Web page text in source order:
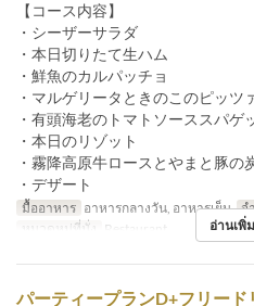
【コース内容】
・シーザーサラダ
・本日切りたて生ハム
・鮮魚のカルパッチョ
・マルゲリータときのこのピッツ
・有頭海老のトマトソーススパゲ
・本日のリゾット
・霧降高原牛ロースとやまと豚の
・デザート
มื้ออาหาร อาหารกลางวัน, อาหารเย็น จ
หมวดหมู่ที่นั่ง
Restaurant อ่านเพิ่
パーティープランD+フリード